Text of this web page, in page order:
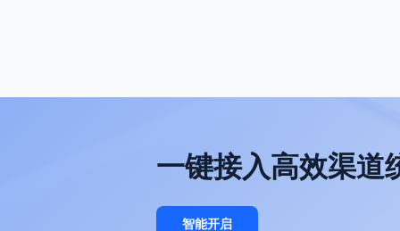
一键接入高效渠道
智能开启